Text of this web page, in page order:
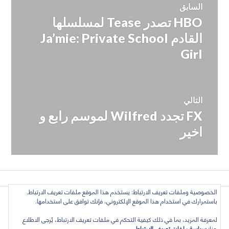
المقالات
السابق
المقالة
السابقة:
HBO تصدر Tease لمسلسلها
القادم Ja’mie: Private School
Girl
التالي
المقالة
التالية:
FX تجدد Wilfred لموسم رابع و
اخير
كل الأراء تعبّر عن رأي الكاتب وحده, ولا تعبر عن رأي الموقع
الخصوصية وملفات تعريف الارتباط: يستخدم هذا الموقع ملفات تعريف الارتباط.
باستمرارك في استخدام هذا الموقع الإلكتروني، فإنك توافق على استخدامها.
لمعرفة المزيد، بما في ذلك كيفية التحكم في ملفات تعريف الارتباط، يُرجى الاطلاع